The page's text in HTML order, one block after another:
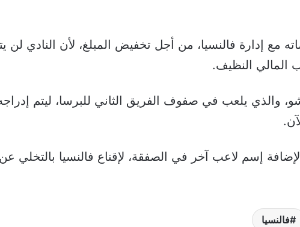
إدارة فالنسيا، من أجل تخفيض المبلغ، لأن النادي لن
والذي يلعب في صفوف الفريق الثاني للبرسا، ليتم
إسم لاعب آخر في الصفقة، لإقناع فالنسيا بالتخلي
فالنسيا